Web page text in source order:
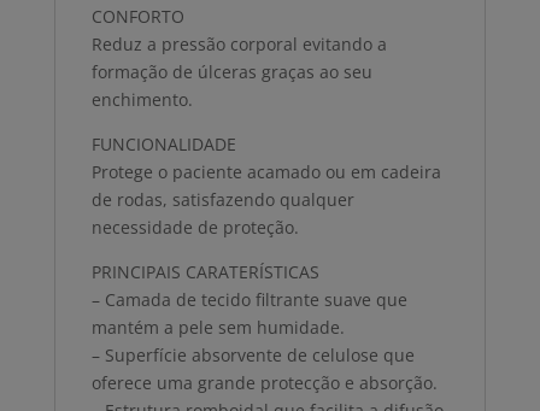
CONFORTO
Reduz a pressão corporal evitando a
formação de úlceras graças ao seu
enchimento.
FUNCIONALIDADE
Protege o paciente acamado ou em cadeira
de rodas, satisfazendo qualquer
necessidade de proteção.
PRINCIPAIS CARATERÍSTICAS
– Camada de tecido filtrante suave que
mantém a pele sem humidade.
– Superfície absorvente de celulose que
oferece uma grande protecção e absorção.